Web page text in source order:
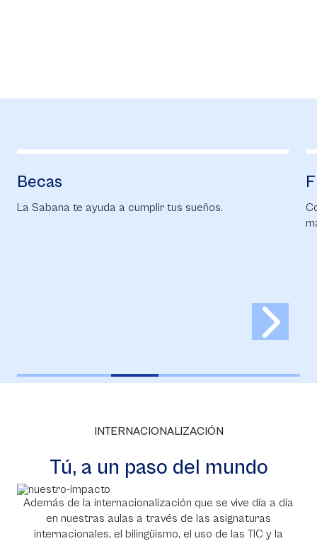
Becas
La Sabana te ayuda a cumplir tus sueños.
INTERNACIONALIZACIÓN
Tú, a un paso del mundo
Además de la internacionalización que se vive día a día
en nuestras aulas a través de las asignaturas
internacionales, el bilingüismo, el uso de las TIC y la